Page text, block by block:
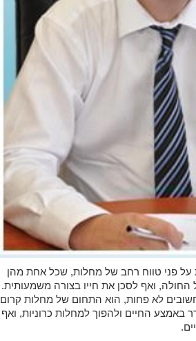
פני טווח רחב של מחלות, שכל אחת מהן
החולה, ואף לסכן את חייו בצורה משמעותית.
לא פחות, הוא התחום של מחלות קרום
באמצע החיים ולהפוך למחלות כרוניות, ואף